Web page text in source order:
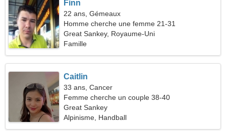
Finn
22 ans, Gémeaux
Homme cherche une femme 21-31
Great Sankey, Royaume-Uni
Famille
Caitlin
33 ans, Cancer
Femme cherche un couple 38-40
Great Sankey
Alpinisme, Handball